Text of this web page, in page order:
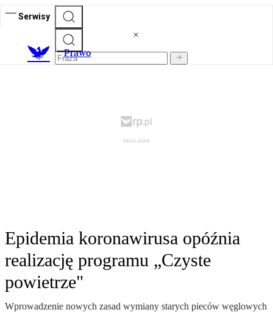
Serwisy
Prawo
Epidemia koronawirusa opóźnia
realizację programu „Czyste
powietrze"
Wprowadzenie nowych zasad wymiany starych pieców węglowych